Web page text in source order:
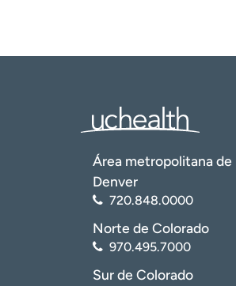
Área metropolitana de
Denver
720.848.0000
Norte de Colorado
970.495.7000
Sur de Colorado